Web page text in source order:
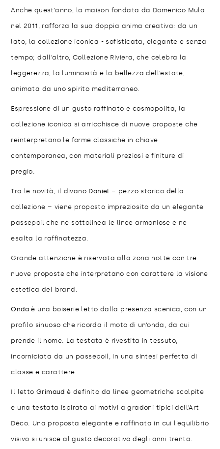
Anche quest’anno, la maison fondata da Domenico Mula
nel 2011, rafforza la sua doppia anima creativa: da un
lato, la collezione iconica - sofisticata, elegante e senza
tempo; dall’altro, Collezione Riviera, che celebra la
leggerezza, la luminosità e la bellezza dell’estate,
animata da uno spirito mediterraneo.
Espressione di un gusto raffinato e cosmopolita, la
collezione iconica si arricchisce di nuove proposte che
reinterpretano le forme classiche in chiave
contemporanea, con materiali preziosi e finiture di
pregio.
Tra le novità, il divano Daniel – pezzo storico della
collezione – viene proposto impreziosito da un elegante
passepoil che ne sottolinea le linee armoniose e ne
esalta la raffinatezza.
Grande attenzione è riservata alla zona notte con tre
nuove proposte che interpretano con carattere la visione
estetica del brand.
Onda è una boiserie letto dalla presenza scenica, con un
profilo sinuoso che ricorda il moto di un’onda, da cui
prende il nome. La testata è rivestita in tessuto,
incorniciata da un passepoil, in una sintesi perfetta di
classe e carattere.
Il letto Grimaud è definito da linee geometriche scolpite
e una testata ispirata ai motivi a gradoni tipici dell’Art
Déco. Una proposta elegante e raffinata in cui l’equilibrio
visivo si unisce al gusto decorativo degli anni trenta.